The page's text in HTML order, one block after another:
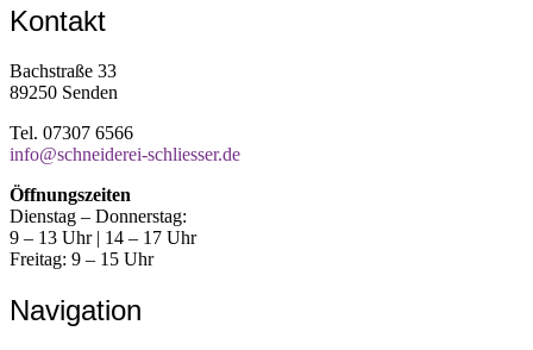
Kontakt
Bachstraße 33
89250 Senden
Tel. 07307 6566
info@schneiderei-schliesser.de
Öffnungszeiten
Dienstag – Donnerstag:
9 – 13 Uhr | 14 – 17 Uhr
Freitag: 9 – 15 Uhr
Navigation